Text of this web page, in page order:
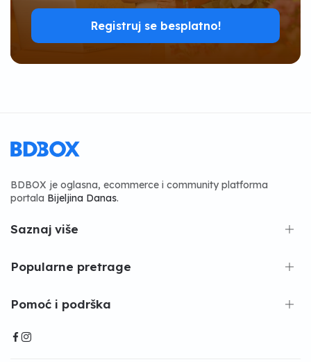
Registruj se besplatno!
BDBOX je oglasna, ecommerce i community platforma
portala Bijeljina Danas.
Saznaj više
Popularne pretrage
Pomoć i podrška